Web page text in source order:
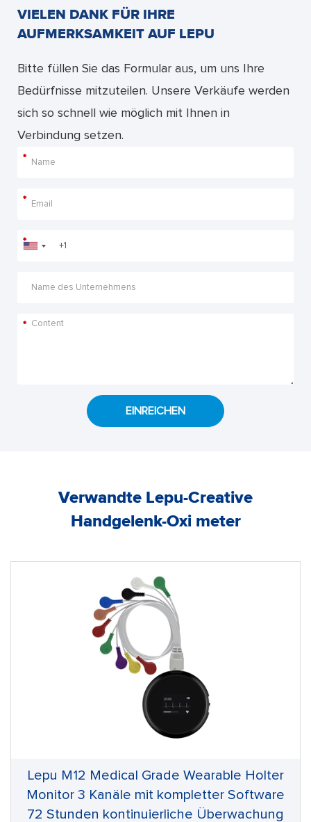
VIELEN DANK FÜR IHRE
AUFMERKSAMKEIT AUF LEPU
Bitte füllen Sie das Formular aus, um uns Ihre
Bedürfnisse mitzuteilen. Unsere Verkäufe werden
sich so schnell wie möglich mit Ihnen in
Verbindung setzen.
*
*
*
*
EINREICHEN
Verwandte Lepu-Creative
Handgelenk-Oxi meter
Lepu M12 Medical Grade Wearable Holter
Monitor 3 Kanäle mit kompletter Software
72 Stunden kontinuierliche Überwachung